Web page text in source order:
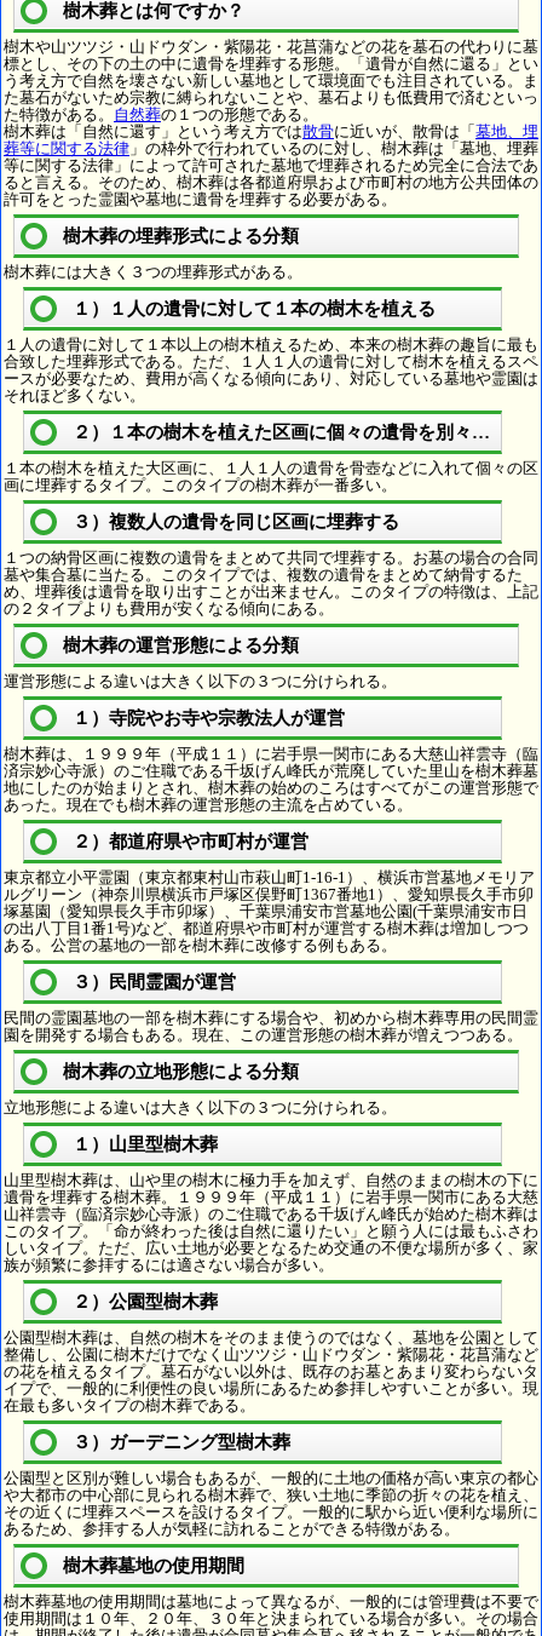
樹木葬とは何ですか？
樹木や山ツツジ・山ドウダン・紫陽花・花菖蒲などの花を墓石の代わりに墓
標とし、その下の土の中に遺骨を埋葬する形態。「遺骨が自然に還る」とい
う考え方で自然を壊さない新しい墓地として環境面でも注目されている。ま
た墓石がないため宗教に縛られないことや、墓石よりも低費用で済むといっ
た特徴がある。 自然葬の１つの形態である。
樹木葬は「自然に還す」という考え方では散骨に近いが、散骨は「 墓地、埋
葬等に関する法律 」の枠外で行われているのに対し、樹木葬は「墓地、埋葬
等に関する法律」によって許可された墓地で埋葬されるため完全に合法であ
ると言える。そのため、樹木葬は各都道府県および市町村の地方公共団体の
許可をとった霊園や墓地に遺骨を埋葬する必要がある。
樹木葬の埋葬形式による分類
樹木葬には大きく３つの埋葬形式がある。
１）１人の遺骨に対して１本の樹木を植える
１人の遺骨に対して１本以上の樹木植えるため、本来の樹木葬の趣旨に最も
合致した埋葬形式である。ただ、１人１人の遺骨に対して樹木を植えるスペ
ースが必要なため、費用が高くなる傾向にあり、対応している墓地や霊園は
それほど多くない。
２）１本の樹木を植えた区画に個々の遺骨を別々に埋葬
１本の樹木を植えた大区画に、１人１人の遺骨を骨壺などに入れて個々の区
画に埋葬するタイプ。このタイプの樹木葬が一番多い。
３）複数人の遺骨を同じ区画に埋葬する
１つの納骨区画に複数の遺骨をまとめて共同で埋葬する。お墓の場合の合同
墓や集合墓に当たる。このタイプでは、複数の遺骨をまとめて納骨するた
め、埋葬後は遺骨を取り出すことが出来ません。このタイプの特徴は、上記
の２タイプよりも費用が安くなる傾向にある。
樹木葬の運営形態による分類
運営形態による違いは大きく以下の３つに分けられる。
１）寺院やお寺や宗教法人が運営
樹木葬は、１９９９年（平成１１）に岩手県一関市にある大慈山祥雲寺（臨
済宗妙心寺派）のご住職である千坂げん峰氏が荒廃していた里山を樹木葬墓
地にしたのが始まりとされ、樹木葬の始めのころはすべてがこの運営形態で
あった。現在でも樹木葬の運営形態の主流を占めている。
２）都道府県や市町村が運営
東京都立小平霊園（東京都東村山市萩山町1-16-1）、横浜市営墓地メモリア
ルグリーン（神奈川県横浜市戸塚区俣野町1367番地1）、愛知県長久手市卯
塚墓園（愛知県長久手市卯塚）、千葉県浦安市営墓地公園(千葉県浦安市日
の出八丁目1番1号)など、都道府県や市町村が運営する樹木葬は増加しつつ
ある。公営の墓地の一部を樹木葬に改修する例もある。
３）民間霊園が運営
民間の霊園墓地の一部を樹木葬にする場合や、初めから樹木葬専用の民間霊
園を開発する場合もある。現在、この運営形態の樹木葬が増えつつある。
樹木葬の立地形態による分類
立地形態による違いは大きく以下の３つに分けられる。
１）山里型樹木葬
山里型樹木葬は、山や里の樹木に極力手を加えず、自然のままの樹木の下に
遺骨を埋葬する樹木葬。１９９９年（平成１１）に岩手県一関市にある大慈
山祥雲寺（臨済宗妙心寺派）のご住職である千坂げん峰氏が始めた樹木葬は
このタイプ。「命が終わった後は自然に還りたい」と願う人には最もふさわ
しいタイプ。ただ、広い土地が必要となるため交通の不便な場所が多く、家
族が頻繁に参拝するには適さない場合が多い。
２）公園型樹木葬
公園型樹木葬は、自然の樹木をそのまま使うのではなく、墓地を公園として
整備し、公園に樹木だけでなく山ツツジ・山ドウダン・紫陽花・花菖蒲など
の花を植えるタイプ。墓石がない以外は、既存のお墓とあまり変わらないタ
イプで、一般的に利便性の良い場所にあるため参拝しやすいことが多い。現
在最も多いタイプの樹木葬である。
３）ガーデニング型樹木葬
公園型と区別が難しい場合もあるが、一般的に土地の価格が高い東京の都心
や大都市の中心部に見られる樹木葬で、狭い土地に季節の折々の花を植え、
その近くに埋葬スペースを設けるタイプ。一般的に駅から近い便利な場所に
あるため、参拝する人が気軽に訪れることができる特徴がある。
樹木葬墓地の使用期間
樹木葬墓地の使用期間は墓地によって異なるが、一般的には管理費は不要で
使用期間は１０年、２０年、３０年と決まられている場合が多い。その場合